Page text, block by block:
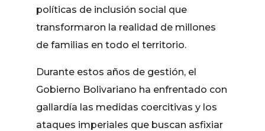
políticas de inclusión social que
transformaron la realidad de millones
de familias en todo el territorio.
Durante estos años de gestión, el
Gobierno Bolivariano ha enfrentado con
gallardía las medidas coercitivas y los
ataques imperiales que buscan asfixiar